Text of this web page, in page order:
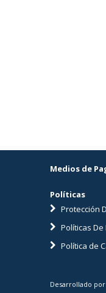
Medios de
Políticas
Protección
Políticas De
Política de
Desarrollado por